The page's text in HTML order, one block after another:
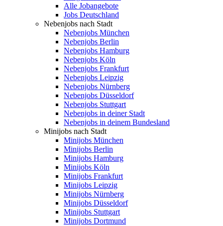
Alle Jobangebote
Jobs Deutschland
Nebenjobs nach Stadt
Nebenjobs München
Nebenjobs Berlin
Nebenjobs Hamburg
Nebenjobs Köln
Nebenjobs Frankfurt
Nebenjobs Leipzig
Nebenjobs Nürnberg
Nebenjobs Düsseldorf
Nebenjobs Stuttgart
Nebenjobs in deiner Stadt
Nebenjobs in deinem Bundesland
Minijobs nach Stadt
Minijobs München
Minijobs Berlin
Minijobs Hamburg
Minijobs Köln
Minijobs Frankfurt
Minijobs Leipzig
Minijobs Nürnberg
Minijobs Düsseldorf
Minijobs Stuttgart
Minijobs Dortmund